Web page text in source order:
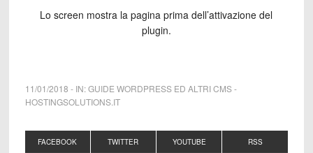
Lo screen mostra la pagina prima dell’attivazione del
plugin.
11/01/2018 - IN:GUIDE WORDPRESS ED ALTRI CMS-
HOSTINGSOLUTIONS.IT
FACEBOOK TWITTER YOUTUBE RSS